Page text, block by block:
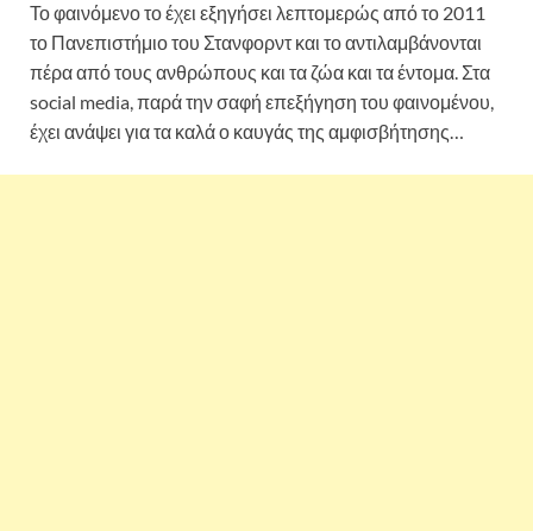
Το φαινόμενο το έχει εξηγήσει λεπτομερώς από το 2011
το Πανεπιστήμιο του Στανφορντ και το αντιλαμβάνονται
πέρα από τους ανθρώπους και τα ζώα και τα έντομα. Στα
social media, παρά την σαφή επεξήγηση του φαινομένου,
έχει ανάψει για τα καλά ο καυγάς της αμφισβήτησης…